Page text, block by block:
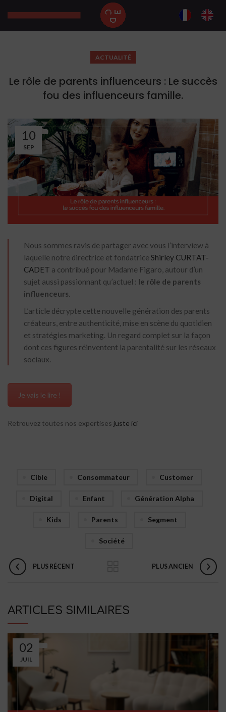
ACTUALITÉ
Le rôle de parents influenceurs : Le succès
fou des influenceurs famille.
10
SEP
Nous sommes ravis de partager avec vous l’interview à
laquelle notre directrice et fondatriceShirley CURTAT-
CADET a contribué pour Madame Figaro, autour d’un
sujet aussi passionnant qu’actuel : le rôle de parents
influenceurs.
L’article décrypte cette nouvelle génération des parents
créateurs, entre authenticité, mise en scène du quotidien
et stratégies marketing. Un regard complet sur la façon
dont ces figures réinventent la parentalité sur les réseaux
sociaux.
Je vais le lire !
Retrouvez toutes nos expertises juste ici
Cible Consommateur Customer
Digital Enfant Génération Alpha
Kids Parents Segment
Société
PLUS RÉCENT PLUS ANCIEN
ARTICLES SIMILAIRES
02
JUIL